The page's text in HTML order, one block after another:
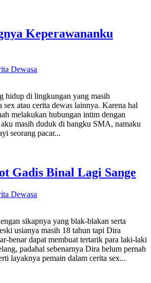
Keperawananku
Dewasa
hidup di lingkungan yang masih
sex atau cerita dewas lainnya. Karena hal
melakukan hubungan intim dengan
masih duduk di bangku SMA, namaku
seorang pacar...
Gadis Binal Lagi Sange
Dewasa
sikapnya yang blak-blakan serta
usianya masih 18 tahun tapi Dira
benar dapat membuat tertarik para laki-laki
padahal sebenarnya Dira belum pernah
layaknya pemain dalam cerita sex...